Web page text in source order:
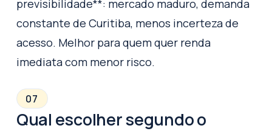
previsibilidade**: mercado maduro, demanda
constante de Curitiba, menos incerteza de
acesso. Melhor para quem quer renda
imediata com menor risco.
07
Qual escolher segundo o